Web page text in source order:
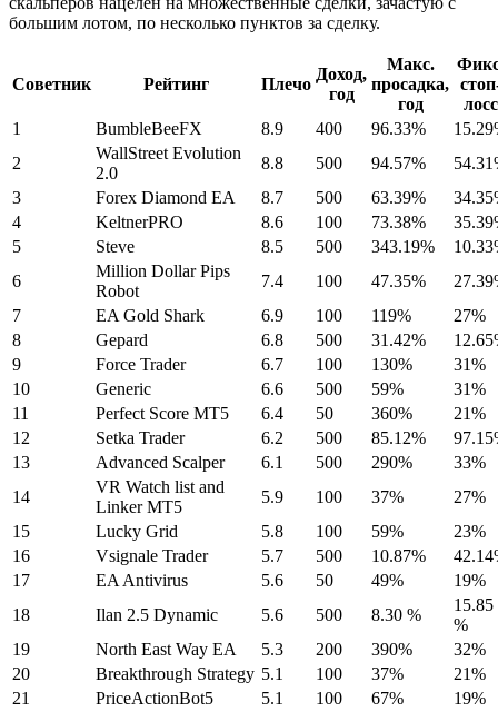
большим лотом, по несколько пунктов за сделку.
Советник Рейтинг Плечо
Доход,
год
Макс.
просадка,
год
лосс
1
BumbleBeeFX 8.9 400 96.33%
2
WallStreet Evolution
2.0
8.8 500 94.57%
3
Forex Diamond EA 8.7 500 63.39%
4
KeltnerPRO 8.6 100 73.38%
5
Steve 8.5 500 343.19%
6
Million Dollar Pips
Robot
7.4 100 47.35%
7
EA Gold Shark 6.9 100 119%
27%
8
Gepard 6.8 500 31.42%
9
Force Trader 6.7 100 130%
31%
10
Generic 6.6 500 59%
31%
11
Perfect Score MT5 6.4 50 360%
21%
12
Setka Trader 6.2 500 85.12%
13
Advanced Scalper 6.1 500 290%
33%
14
VR Watch list and
Linker MT5
5.9 100 37%
27%
15
Lucky Grid 5.8 100 59%
23%
16
Vsignale Trader 5.7 500 10.87%
17
EA Antivirus 5.6 50 49%
19%
18
Ilan 2.5 Dynamic 5.6 500 8.30 %
15.85
%
19
North East Way EA 5.3 200 390%
32%
20
Breakthrough Strategy 5.1 100 37%
21%
21
PriceActionBot5 5.1 100 67%
19%